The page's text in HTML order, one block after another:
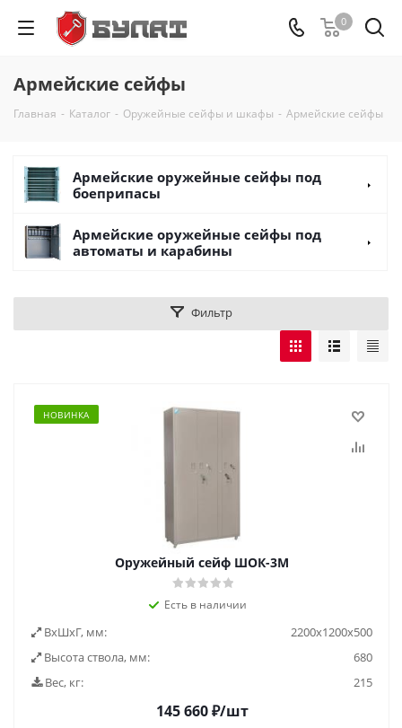
0
Армейские сейфы
Главная - Каталог - Оружейные сейфы и шкафы - Армейские сейфы
Армейские оружейные сейфы под
боеприпасы
Армейские оружейные сейфы под
автоматы и карабины
Фильтр
НОВИНКА
Оружейный сейф ШОК-3М
Есть в наличии
ВxШxГ, мм:
2200x1200x500
Высота ствола, мм:
680
Вес, кг:
215
145 660₽/шт